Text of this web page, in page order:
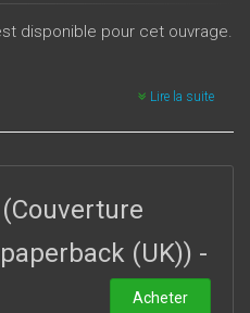
disponible pour cet ouvrage.
Lire la suite
(UK)) -
Acheter